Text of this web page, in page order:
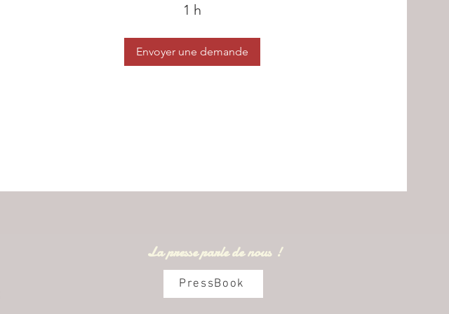
1 h
Envoyer une demande
La presse parle de nous !
PressBook